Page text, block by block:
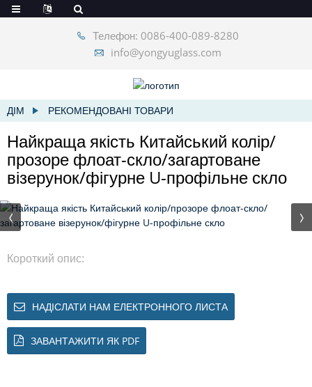
Телефон: 0086-400-089-8280
info@yongyuglass.com
ДІМ РЕКОМЕНДОВАНІ ТОВАРИ
Найкраща якість Китайський колір/
прозоре флоат-скло/загартоване
візерунок/фігурне U-профільне скло
Короткий опис:
НАДІСЛАТИ НАМ ЕЛЕКТРОННОГО ЛИСТА
ЗАВАНТАЖИТИ ЯК PDF